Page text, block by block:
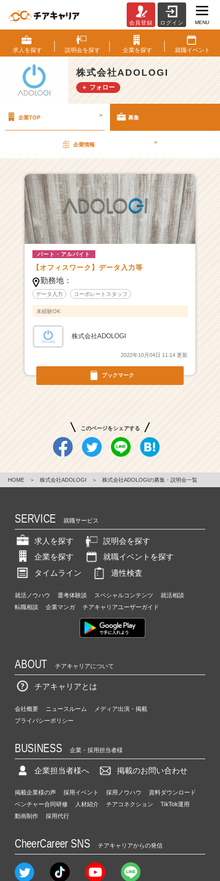
式
会
社
A
D
O
I
の
用/
求
人
一
覧
-
常
に
新
規
事
計
画
が
～
同
い
る、
目
る
ピ
ド
で
成
長
続
け
る
会
す！
|
ベ
チ
長
企
業
ら
ス
が
届
就
会員登録 ログイン MENU
求人を探す 説明会を探す 企業を探す 就職イベント
株式会社ADOLOGI
＋ フォロー
企業TOP > 募集
企業情報 >
ブックマーク
パート・アルバイト
【オフィスワーク】データ入力等
勤務地：
データ入力 コーポレートスタッフ
未経験OK
株式会社ADOLOGI
2022年10月04日 11:14 更新
このページをシェアする
HOME ＞ 株式会社ADOLOGI ＞ 株式会社ADOLOGIの募集・説明会一覧
SERVICE 就職サービス
求人を探す
説明会を探す
企業を探す
就職イベントを探す
タイムライン
適性検査
就活ノウハウ 選考体験談 スペシャルコンテンツ
就活相談
転職相談
企業マンガ チアキャリアユーザーガイド
ABOUT チアキャリアについて
チアキャリアとは
会社概要 ニュースルーム
メディア出演・掲載
プライバシーポリシー
BUSINESS 企業・採用担当者様
企業担当者様へ 掲載のお問い合わせ
掲載企業様の声 採用イベント 採用ノウハウ
資料ダウンロード
ベンチャー合同研修
人材紹介 チアコネクション
TikTok運用
動画制作
採用代行
CheerCareer SNS チアキャリアからの発信